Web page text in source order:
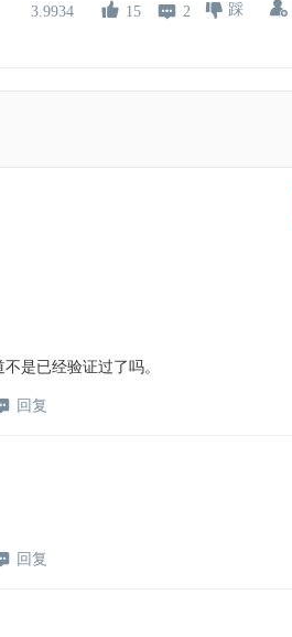
3.9934 15 2 踩
是已经验证过了吗。
回复
回复